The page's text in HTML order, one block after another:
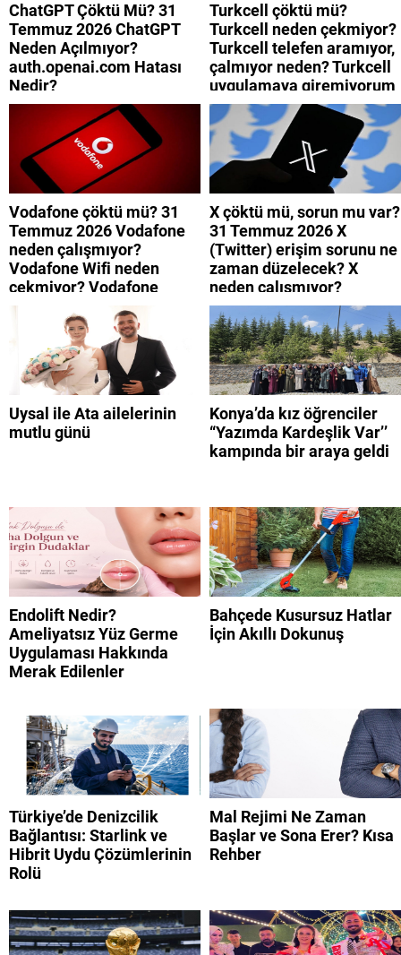
ChatGPT Çöktü Mü? 31
Temmuz 2026 ChatGPT
Neden Açılmıyor?
auth.openai.com Hatası
Nedir?
Turkcell çöktü mü?
Turkcell neden çekmiyor?
Turkcell telefen aramıyor,
çalmıyor neden? Turkcell
uygulamaya giremiyorum
neden? Turkcell internet
neden yavaş?
Vodafone çöktü mü? 31
Temmuz 2026 Vodafone
neden çalışmıyor?
Vodafone Wifi neden
çekmiyor? Vodafone
mobil uygulamaya neden
giremiyorum?
X çöktü mü, sorun mu var?
31 Temmuz 2026 X
(Twitter) erişim sorunu ne
zaman düzelecek? X
neden çalışmıyor?
Uysal ile Ata ailelerinin
mutlu günü
Konya’da kız öğrenciler
“Yazımda Kardeşlik Var’’
kampında bir araya geldi
Endolift Nedir?
Ameliyatsız Yüz Germe
Uygulaması Hakkında
Merak Edilenler
Bahçede Kusursuz Hatlar
İçin Akıllı Dokunuş
Türkiye’de Denizcilik
Bağlantısı: Starlink ve
Hibrit Uydu Çözümlerinin
Rolü
Mal Rejimi Ne Zaman
Başlar ve Sona Erer? Kısa
Rehber